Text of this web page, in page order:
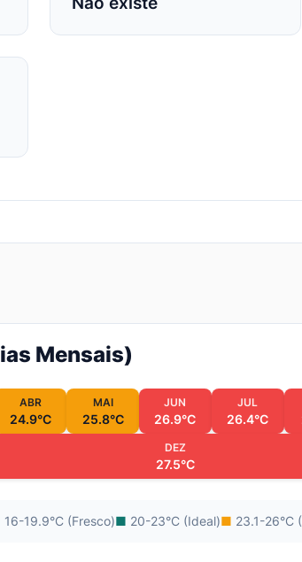
Mensais)
ABR
24.9°C
MAI
25.8°C
JUN
26.9°C
JUL
26.4°C
DEZ
27.5°C
16-19.9°C (Fresco)■ 20-23°C (Ideal)■ 23.1-26°C